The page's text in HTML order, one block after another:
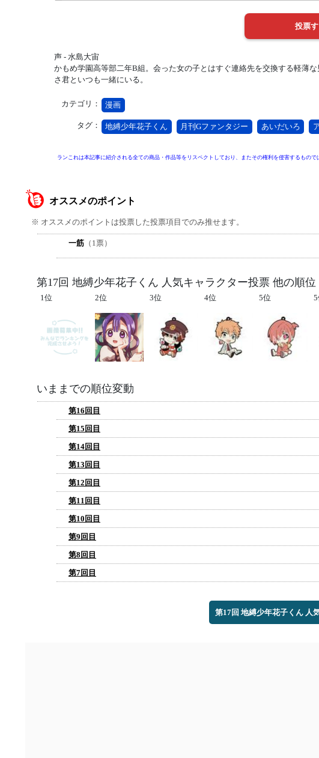
声 - 水島大宙
かもめ学園高等部二年B組。会った女の子とはすぐ連絡先を交換する軽薄
さ君といつも一緒にいる。
カテゴリ： 漫画
タグ： 地縛少年花子くん 月刊Gファンタジー あいだいろ
ランこれは本記事に紹介される全ての商品・作品等をリスペクトしており、またその権利を侵害するもので
オススメのポイント
※ オススメのポイントは投票した投票項目でのみ推せます。
一筋 （1票）
第17回 地縛少年花子くん 人気キャラクター投票 他の順位
1位 2位 3位 4位 5位 5
いままでの順位変動
第16回目
第15回目
第14回目
第13回目
第12回目
第11回目
第10回目
第9回目
第8回目
第7回目
第17回 地縛少年花子くん 人